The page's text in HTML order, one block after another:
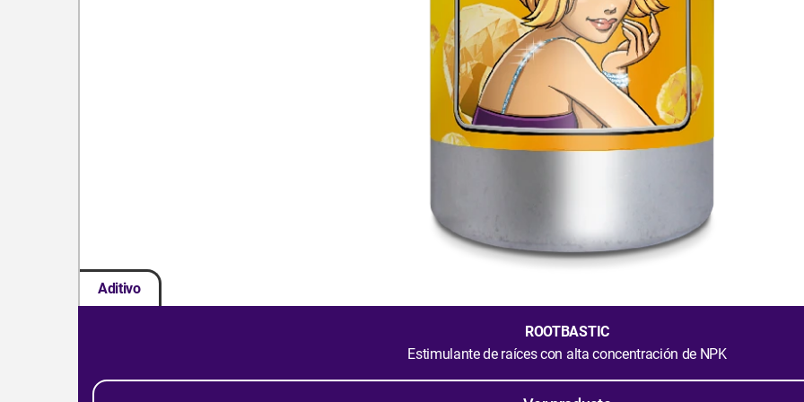
Aditivo
ROOTBASTIC
Estimulante de raíces con alta concentración de NPK